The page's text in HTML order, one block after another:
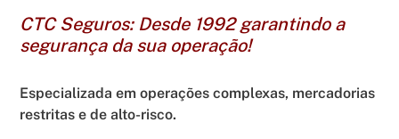
CTC Seguros: Desde 1992 garantindo a
segurança da sua operação!
Especializada em operações complexas, mercadorias
restritas e de alto-risco.